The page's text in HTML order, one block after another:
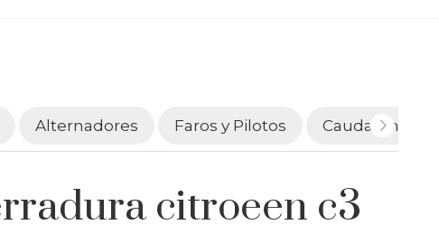
Alternadores Faros y Pilotos Caudalímetros
citroeen c3